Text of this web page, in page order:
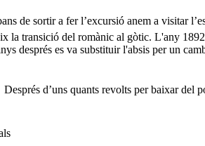
de sortir a fer l’excursió anem a visitar
la transició del romànic al gòtic. L'any
després es va substituir l'absis per un
d’uns quants revolts per baixar del